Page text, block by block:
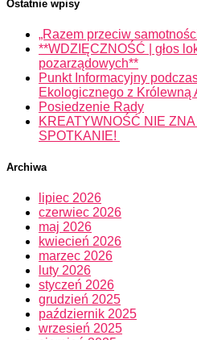
Ostatnie wpisy
„Razem przeciw
**WDZIĘCZNOŚĆ | głos
pozarządowych**
Punkt Informacyjny
Ekologicznego z Królewną
Posiedzenie Rady
KREATYWNOŚĆ NIE
SPOTKANIE!
Archiwa
lipiec 2026
czerwiec 2026
maj 2026
kwiecień 2026
marzec 2026
luty 2026
styczeń 2026
grudzień 2025
październik 2025
wrzesień 2025